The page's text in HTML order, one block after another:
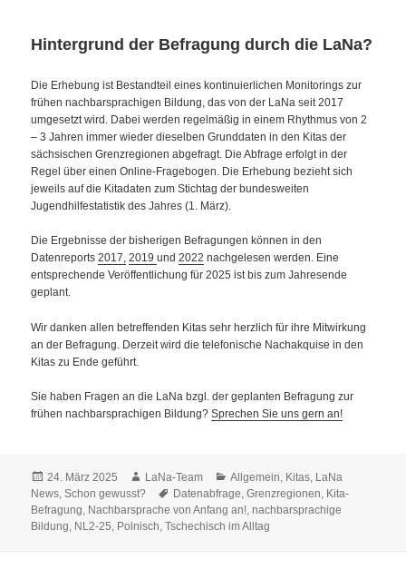
Hintergrund der Befragung durch die LaNa?
Die Erhebung ist Bestandteil eines kontinuierlichen Monitorings zur
frühen nachbarsprachigen Bildung, das von der LaNa seit 2017
umgesetzt wird. Dabei werden regelmäßig in einem Rhythmus von 2
– 3 Jahren immer wieder dieselben Grunddaten in den Kitas der
sächsischen Grenzregionen abgefragt. Die Abfrage erfolgt in der
Regel über einen Online-Fragebogen. Die Erhebung bezieht sich
jeweils auf die Kitadaten zum Stichtag der bundesweiten
Jugendhilfestatistik des Jahres (1. März).
Die Ergebnisse der bisherigen Befragungen können in den
Datenreports2017, 2019und2022 nachgelesen werden. Eine
entsprechende Veröffentlichung für 2025 ist bis zum Jahresende
geplant.
Wir danken allen betreffenden Kitas sehr herzlich für ihre Mitwirkung
an der Befragung. Derzeit wird die telefonische Nachakquise in den
Kitas zu Ende geführt.
Sie haben Fragen an die LaNa bzgl. der geplanten Befragung zur
frühen nachbarsprachigen Bildung?Sprechen Sie uns gern an!
Veröffentlicht
am
24. März 2025 Autor
LaNa-Team Kategorien
Allgemein, Kitas, LaNa
News,Schon gewusst? Schlagwörter
Datenabfrage,Grenzregionen, Kita-
Befragung, Nachbarsprache von Anfang an!,nachbarsprachige
Bildung, NL2-25, Polnisch,Tschechisch im Alltag